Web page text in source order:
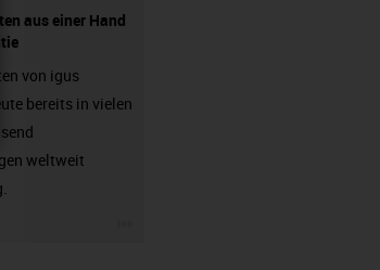
aus einer Hand
von igus
bereits in vielen
weltweit